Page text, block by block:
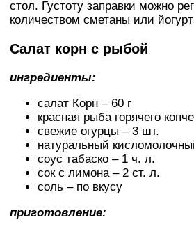
стол. Густоту заправки можно
количеством сметаны или
Салат корн с рыбой
ингредиенты:
салат Корн – 60 г
красная рыба горячего
свежие огурцы – 3 шт.
натуральный
соус табаско – 1 ч. л.
сок с лимона – 2 ст. л.
соль – по вкусу
приготовление: